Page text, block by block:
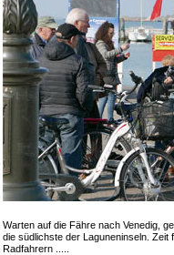
Warten auf die Fähre nach Venedig,
die südlichste der Laguneninseln.
Radfahrern .....